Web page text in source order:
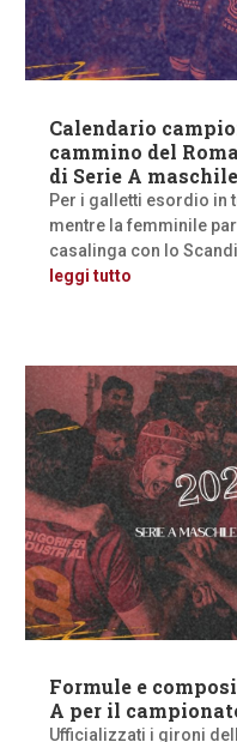
Calendario
cammino del
di Serie A
Per i galletti esordio in
mentre la femminile
casalinga con lo
leggi tutto
Formule e
A per il
Ufficializzati i gironi